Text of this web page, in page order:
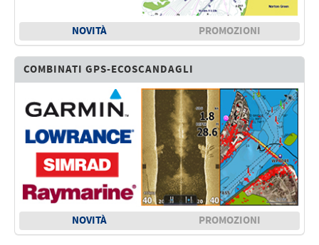
Elettricità - Segnalazione
Elettronica - Strumentazione
Arredo - Oggettistica
Sicurezza - Sport
Lubrificanti - Collanti - Vernici - Detergenti
Outlet
NOVITÀ PROMOZIONI
COMBINATI GPS-ECOSCANDAGLI
NOVITÀ PROMOZIONI